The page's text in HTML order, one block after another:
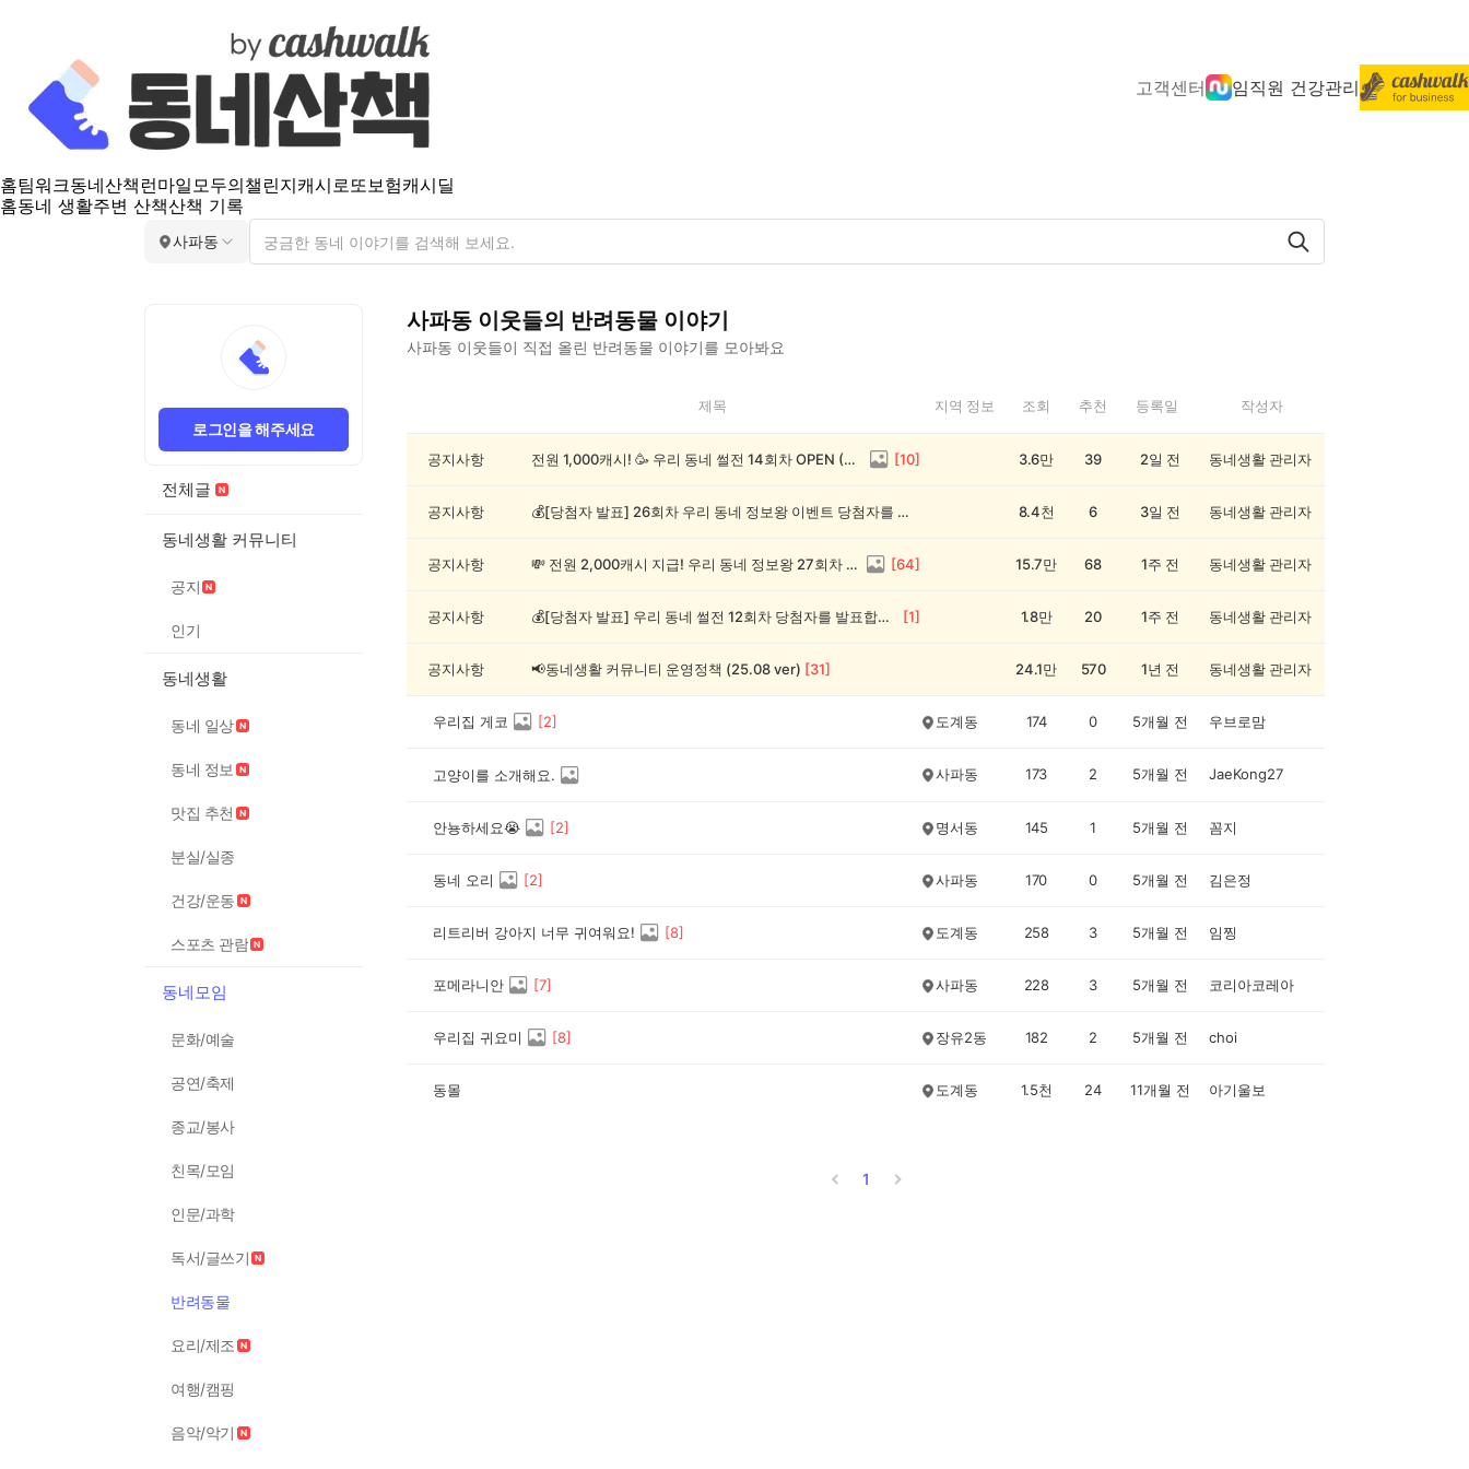
고객센터 임직원 건강관리
홈팀워크동네산책 런마일모두의챌린지캐시로또보험캐시딜
홈동네 생활주변 산책산책 기록
사파동
로그인을 해주세요
전체글
동네생활 커뮤니티
공지
인기
동네생활
동네 일상
동네 정보
맛집 추천
분실/실종
건강/운동
스포츠 관람
동네모임
문화/예술
공연/축제
종교/봉사
친목/모임
인문/과학
독서/글쓰기
반려동물
요리/제조
여행/캠핑
음악/악기
사파동 이웃들의 반려동물 이야기
사파동 이웃들이 직접 올린 반려동물 이야기를 모아봐요
동
제목 지역 정보 조회 추천 등록일 작성자
공지사항 전원 1,000캐시! 🥳 우리 동네 썰전 14회차 OPEN (~8/17) [10] 3.6만 39 2일 전 동네생활 관리자
공지사항 💰[당첨자 발표] 26회차 우리 동네 정보왕 이벤트 당첨자를 발표합니다! 8.4천 6 3일 전 동네생활 관리자
공지사항 💸 전원 2,000캐시 지급! 우리 동네 정보왕 27회차 (~8/10) [64] 15.7만 68 1주 전 동네생활 관리자
공지사항 💰[당첨자 발표] 우리 동네 썰전 12회차 당첨자를 발표합니다! [1] 1.8만 20 1주 전 동네생활 관리자
공지사항 📢동네생활 커뮤니티 운영정책 (25.08 ver) [31] 24.1만 570 1년 전 동네생활 관리자
우리집 게코 [2] 도계동 174 0 5개월 전 우브로맘
고양이를 소개해요. 사파동 173 2 5개월 전 JaeKong27
안뇽하세요😭 [2] 명서동 145 1 5개월 전 꼼지
동네 오리 [2] 사파동 170 0 5개월 전 김은정
리트리버 강아지 너무 귀여워요! [8] 도계동 258 3 5개월 전 임찡
포메라니안 [7] 사파동 228 3 5개월 전 코리아코레아
우리집 귀요미 [8] 장유2동 182 2 5개월 전 choi
동몰 도계동 1.5천 24 11개월 전 아기울보
1